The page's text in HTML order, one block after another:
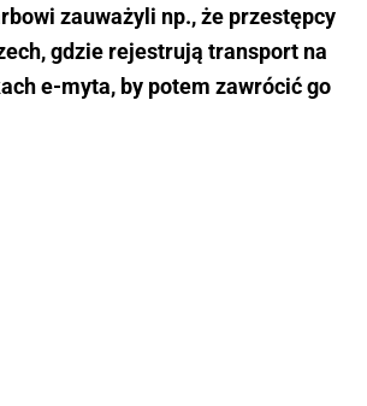
zauważyli np., że przestępcy
gdzie rejestrują transport na
e-myta, by potem zawrócić go